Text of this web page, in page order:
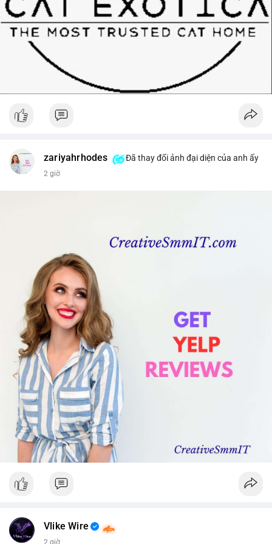
zariyahrhodes Đã thay đổi ảnh đại diện của anh ấy
2 giờ
Vlike Wire